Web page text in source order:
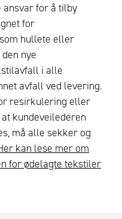
ansvar for å tilby
for
hullete eller
nye
i alle
avfall ved levering.
resirkulering eller
kundeveilederen
må alle sekker og
kan lese mer om
for ødelagte tekstiler